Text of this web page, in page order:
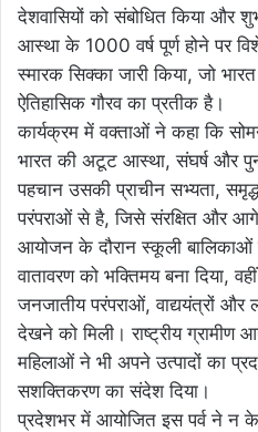
देशवासियों को संबोधित किया और
आस्था के 1000 वर्ष पूर्ण होने पर
स्मारक सिक्का जारी किया, जो
ऐतिहासिक गौरव का प्रतीक है।
कार्यक्रम में वक्ताओं ने कहा कि
भारत की अटूट आस्था, संघर्ष और
पहचान उसकी प्राचीन सभ्यता,
परंपराओं से है, जिसे संरक्षित और आगे
आयोजन के दौरान स्कूली बालिकाओं
वातावरण को भक्तिमय बना दिया,
जनजातीय परंपराओं, वाद्ययंत्रों
देखने को मिली। राष्ट्रीय ग्रामीण
महिलाओं ने भी अपने उत्पादों का
सशक्तिकरण का संदेश दिया।
प्रदेशभर में आयोजित इस पर्व ने न